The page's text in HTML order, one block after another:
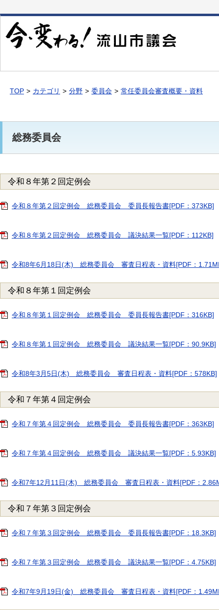
文
移
動
TOP カテゴリ 分野 委員会 常任委員会審査概要・資料
総務委員会
令和８年第２回定例会
令和８年第２回定例会 総務委員会 委員長報告書[PDF：373KB]
令和８年第２回定例会 総務委員会 議決結果一覧[PDF：112KB]
令和8年6月18日(木) 総務委員会 審査日程表・資料[PDF：
令和８年第１回定例会
令和８年第１回定例会 総務委員会 委員長報告書[PDF：316KB]
令和８年第１回定例会 総務委員会 議決結果一覧[PDF：90.9KB]
令和8年3月5日(木) 総務委員会 審査日程表・資料[PDF：578KB]
令和７年第４回定例会
令和７年第４回定例会 総務委員会 委員長報告書[PDF：363KB]
令和７年第４回定例会 総務委員会 議決結果一覧[PDF：5.93KB]
令和7年12月11日(木) 総務委員会 審査日程表・資料[PDF：
令和７年第３回定例会
令和７年第３回定例会 総務委員会 委員長報告書[PDF：18.3KB]
令和７年第３回定例会 総務委員会 議決結果一覧[PDF：4.75KB]
令和7年9月19日(金) 総務委員会 審査日程表・資料[PDF：